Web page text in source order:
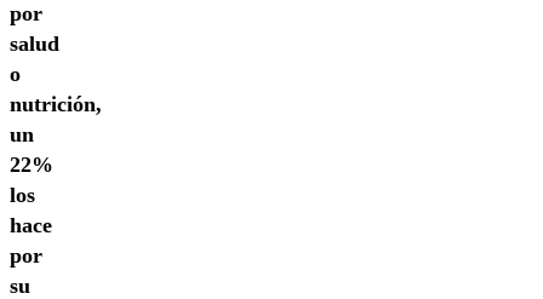
por
salud
o
nutrición,
un
22%
los
hace
por
su